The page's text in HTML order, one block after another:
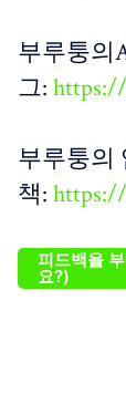
부루퉁의
그:
부루퉁의
책:
피드백을
요?)